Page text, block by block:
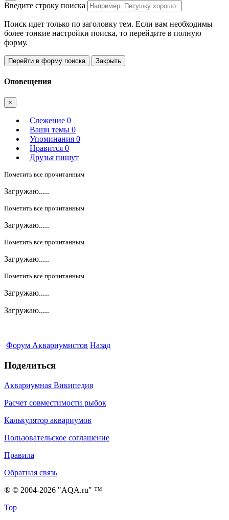
Введите строку поиска
Поиск идет только по заголовку тем. Если вам необходимы
более тонкие настройки поиска, то перейдите в полную
форму.
Перейти в форму поиска Закрыть
Оповещения
×
Слежение 0
Ваши темы 0
Упоминания 0
Нравится 0
Друзья пишут
Пометить все прочитанным
Загружаю.....
Пометить все прочитанным
Загружаю.....
Пометить все прочитанным
Загружаю.....
Пометить все прочитанным
Загружаю.....
Загружаю.....
Форум Аквариумистов Назад
Поделиться
Аквариумная Википедия
Расчет совместимости рыбок
Калькулятор аквариумов
Пользовательское соглашение
Правила
Обратная связь
® © 2004-2026 "AQA.ru" ™
Top